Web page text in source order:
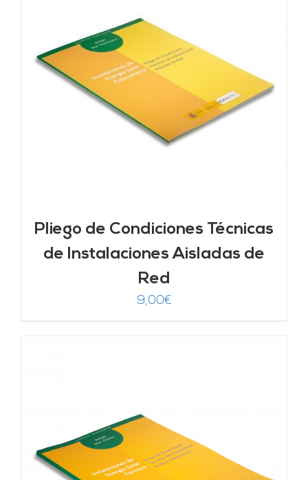
Pliego de Condiciones Técnicas
de Instalaciones Aisladas de
Red
9,00€